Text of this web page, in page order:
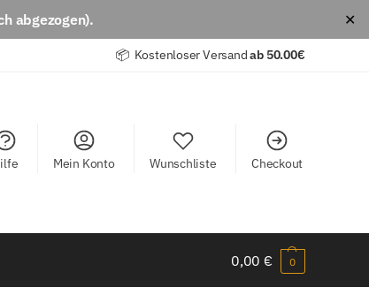
abgezogen). ✕
📦 Kostenloser Versandab 50.00€
Mein Konto Wunschliste Checkout
0,00 € 0